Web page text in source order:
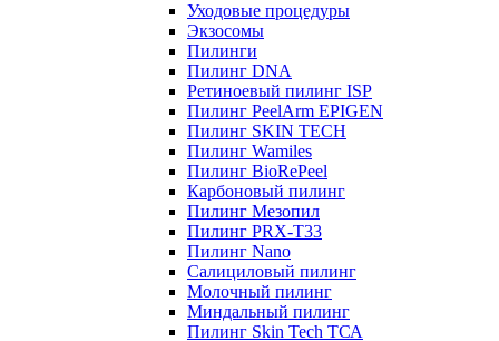
Уходовые процедуры
Экзосомы
Пилинги
Пилинг DNA
Ретиноевый пилинг ISP
Пилинг PeelArm EPIGEN
Пилинг SKIN TECH
Пилинг Wamiles
Пилинг BioRePeel
Карбоновый пилинг
Пилинг Мезопил
Пилинг PRX-T33
Пилинг Nano
Салициловый пилинг
Молочный пилинг
Миндальный пилинг
Пилинг Skin Tech ТСА